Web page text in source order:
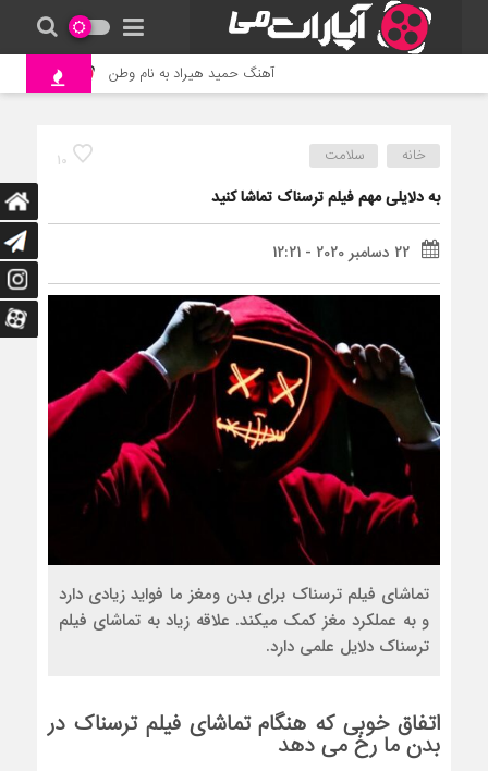
آهنگ حمید هیراد به نام وطن جنگ و
10 خانه سلامت
به دلایلی مهم فیلم ترسناک تماشا کنید
22 دسامبر 2020 - 12:21
تماشای فیلم ترسناک برای بدن ومغز ما فواید زیادی دارد
و به عملکرد مغز کمک میکند. علاقه زیاد به تماشای فیلم
ترسناک دلایل علمی دارد.
اتفاق خوبی که هنگام تماشای فیلم ترسناک در
بدن ما رخ می دهد